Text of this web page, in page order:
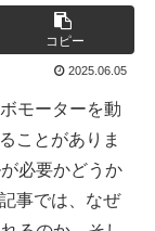
コピー
2025.06.05
モーターを動
ことがありま
必要かどうか
事では、なぜ